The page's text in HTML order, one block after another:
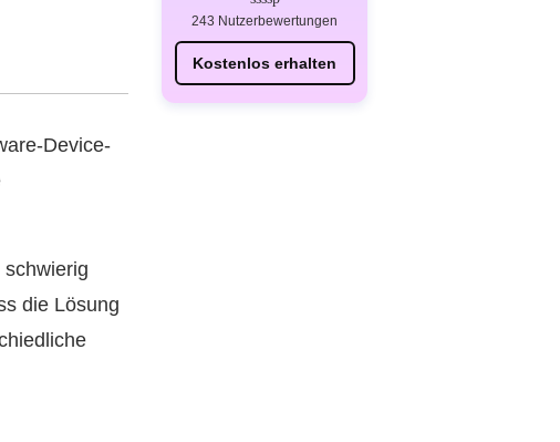
Device-
die Lösung
243 Nutzerbewertungen
Kostenlos erhalten